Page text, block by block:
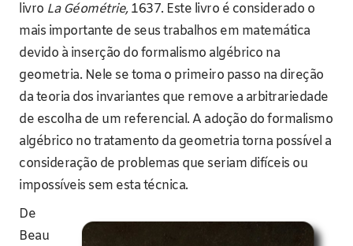
livro La Géométrie,1637. Este livro é considerado o
mais importante de seus trabalhos em matemática
devido à inserção do formalismo algébrico na
geometria. Nele se toma o primeiro passo na direção
da teoria dos invariantes que remove a arbitrariedade
de escolha de um referencial. A adoção do formalismo
algébrico no tratamento da geometria torna possível a
consideração de problemas que seriam difíceis ou
impossíveis sem esta técnica.
De
Beau